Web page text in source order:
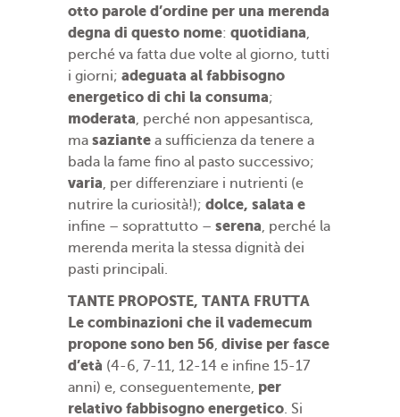
otto parole d’ordine per una merenda
degna di questo nome: quotidiana,
perché va fatta due volte al giorno, tutti
i giorni; adeguata al fabbisogno
energetico di chi la consuma;
moderata, perché non appesantisca,
ma saziante a sufficienza da tenere a
bada la fame fino al pasto successivo;
varia, per differenziare i nutrienti (e
nutrire la curiosità!); dolce, salata e
infine – soprattutto – serena, perché la
merenda merita la stessa dignità dei
pasti principali.
TANTE PROPOSTE, TANTA FRUTTA
Le combinazioni che il vademecum
propone sono ben 56, divise per fasce
d’età (4-6, 7-11, 12-14 e infine 15-17
anni) e, conseguentemente, per
relativo fabbisogno energetico. Si